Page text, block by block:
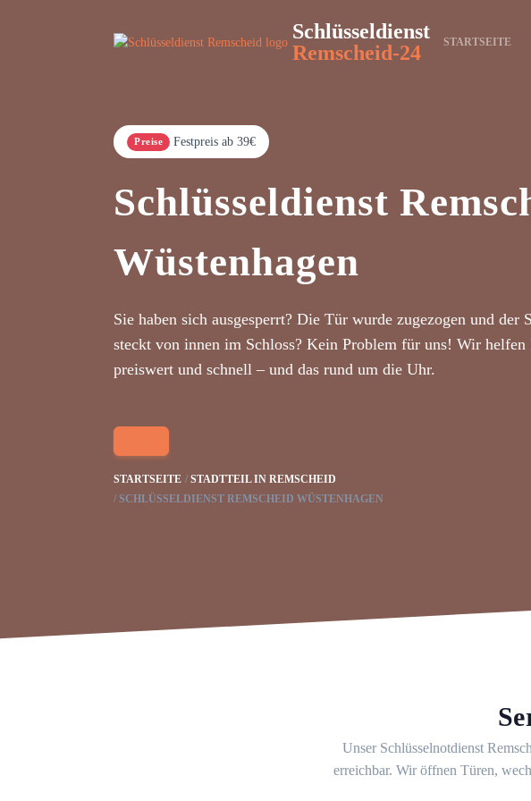
Schlüsseldienst
Remscheid-24
STARTSEITE
Preise Festpreis ab 39€
Schlüsseldienst
Wüstenhagen
Sie haben sich ausgesperrt? Die Tür wurde zugezogen und der
steckt von innen im Schloss? Kein Problem für uns! Wir helfen
preiswert und schnell – und das rund um die Uhr.
STARTSEITE
STADTTEIL IN REMSCHEID
SCHLÜSSELDIENST REMSCHEID WÜSTENHAGEN
Unser Schlüsselnotdienst
erreichbar. Wir öffnen Türen,